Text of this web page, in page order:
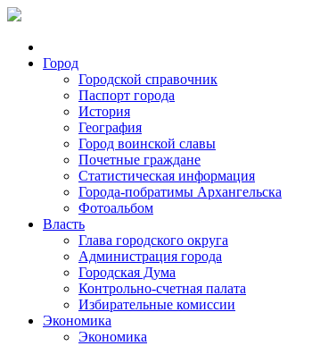
Город
Городской справочник
Паспорт города
История
География
Город воинской славы
Почетные граждане
Статистическая информация
Города-побратимы Архангельска
Фотоальбом
Власть
Глава городского округа
Администрация города
Городская Дума
Контрольно-счетная палата
Избирательные комиссии
Экономика
Экономика